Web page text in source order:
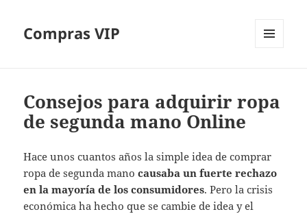
Compras VIP
Consejos para adquirir ropa
de segunda mano Online
Hace unos cuantos años la simple idea de comprar
ropa de segunda manocausaba un fuerte rechazo
en la mayoría de los consumidores. Pero la crisis
económica ha hecho que se cambie de idea y el